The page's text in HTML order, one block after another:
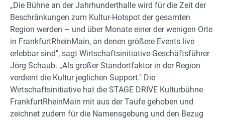
„Die Bühne an der Jahrhunderthalle wird für die Zeit der
Beschränkungen zum Kultur-Hotspot der gesamten
Region werden – und über Monate einer der wenigen Orte
in FrankfurtRheinMain, an denen größere Events live
erlebbar sind", sagt Wirtschaftsinitiative-Geschäftsführer
Jörg Schaub. „Als großer Standortfaktor in der Region
verdient die Kultur jeglichen Support." Die
Wirtschaftsinitiative hat die STAGE DRIVE Kulturbühne
FrankfurtRheinMain mit aus der Taufe gehoben und
zeichnet zudem für die Namensgebung und den Bezug